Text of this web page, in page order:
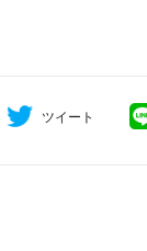
ツイート